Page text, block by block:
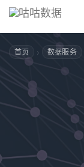
首页 › 数据服务